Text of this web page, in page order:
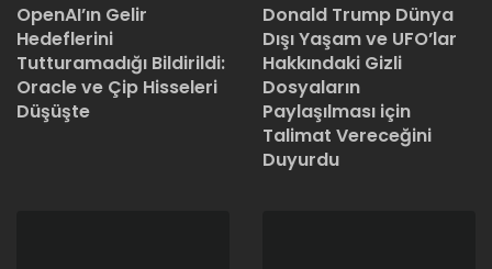
OpenAI’ın Gelir
Hedeflerini
Tutturamadığı Bildirildi:
Oracle ve Çip Hisseleri
Düşüşte
Donald Trump Dünya
Dışı Yaşam ve UFO’lar
Hakkındaki Gizli
Dosyaların
Paylaşılması için
Talimat Vereceğini
Duyurdu